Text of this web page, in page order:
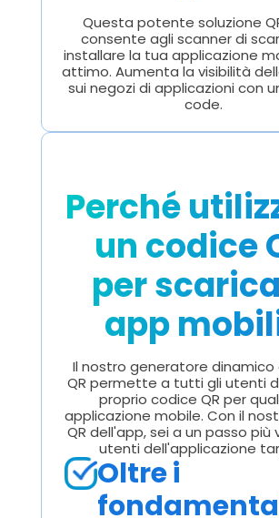
Questa potente soluzione
consente agli scanner di
installare la tua applicazione
attimo. Aumenta la visibilità
sui negozi di applicazioni con
code.
Perché
un codice
per
app
Il nostro generatore dinamico
QR permette a tutti gli utenti
proprio codice QR per
applicazione mobile. Con il
QR dell'app, sei a un passo più
utenti dell'applicazione
Oltre i